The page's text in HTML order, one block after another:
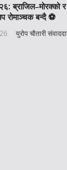
ब्राजिल–मोरक्को
रोमाञ्चक बन्दै ⚽️
युरोप चौतारी